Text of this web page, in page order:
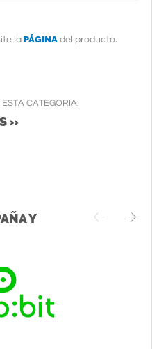
la PÁGINA del producto.
CATEGORIA:
»
Y